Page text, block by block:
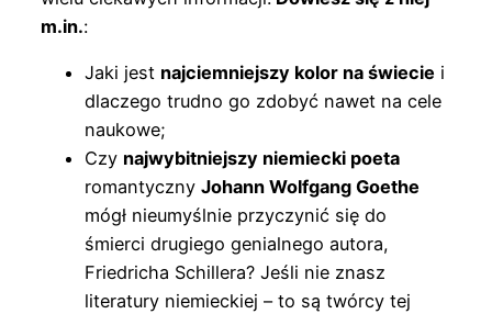
m.in.:
Jaki jest najciemniejszy kolor na świecie i
dlaczego trudno go zdobyć nawet na cele
naukowe;
Czy najwybitniejszy niemiecki poeta
romantyczny Johann Wolfgang Goethe
mógł nieumyślnie przyczynić się do
śmierci drugiego genialnego autora,
Friedricha Schillera? Jeśli nie znasz
literatury niemieckiej – to są twórcy tej